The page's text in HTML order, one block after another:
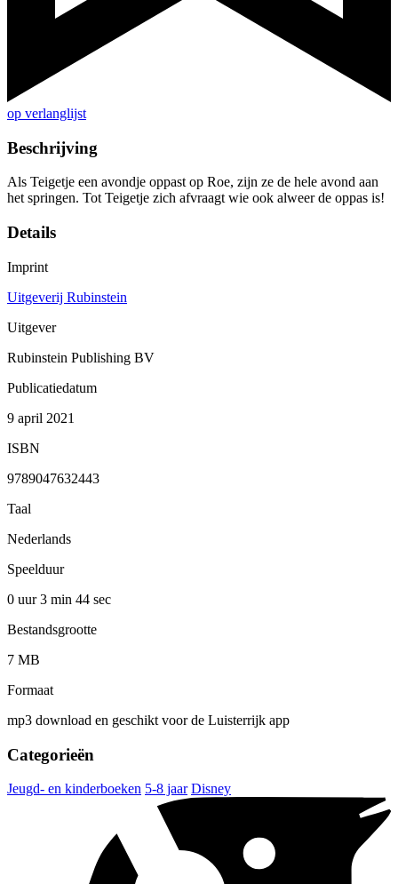
op verlanglijst
Beschrijving
Als Teigetje een avondje oppast op Roe, zijn ze de hele avond aan
het springen. Tot Teigetje zich afvraagt wie ook alweer de oppas is!
Details
Imprint
Uitgeverij Rubinstein
Uitgever
Rubinstein Publishing BV
Publicatiedatum
9 april 2021
ISBN
9789047632443
Taal
Nederlands
Speelduur
0 uur 3 min 44 sec
Bestandsgrootte
7 MB
Formaat
mp3 download en geschikt voor de Luisterrijk app
Categorieën
Jeugd- en kinderboeken 5-8 jaar Disney